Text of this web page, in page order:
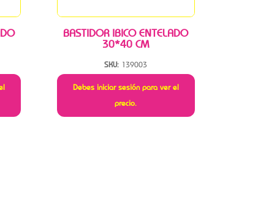
BASTIDOR IBICO ENTELADO
30*40 CM
SKU: 139003
Debes iniciar sesión para ver el
precio.